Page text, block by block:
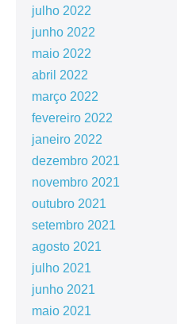
julho 2022
junho 2022
maio 2022
abril 2022
março 2022
fevereiro 2022
janeiro 2022
dezembro 2021
novembro 2021
outubro 2021
setembro 2021
agosto 2021
julho 2021
junho 2021
maio 2021